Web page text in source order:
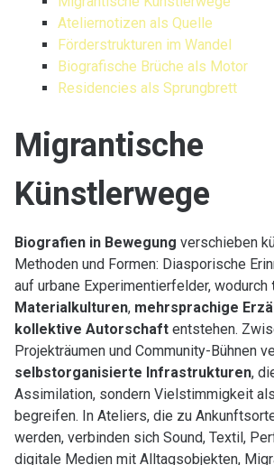
Ateliernotizen als Quelle
Förderstrukturen im Wandel
Biografische Brüche als Motor
Residencies als Sprungbrett
Migrantische
Künstlerwege
Biografien in Bewegung verschieben
Methoden und Formen: Diasporische
auf urbane Experimentierfelder, wodurch
Materialkulturen, mehrsprachige
kollektive Autorschaftentstehen.
Projekträumen und Community-Bühnen
selbstorganisierte Infrastrukturen,
Assimilation, sondern Vielstimmigkeit
begreifen. In Ateliers, die zu
werden, verbinden sich Sound, Textil,
digitale Medien mit Alltagsobjekten,